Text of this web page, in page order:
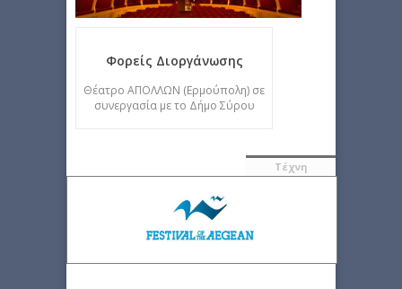
Φορείς Διοργάνωσης
Θέατρο ΑΠΟΛΛΩΝ (Ερμούπολη) σε
συνεργασία με το Δήμο Σύρου
Τέχνη